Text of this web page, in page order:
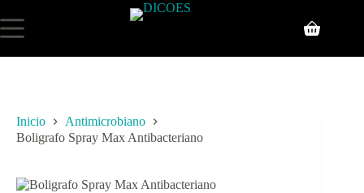
Inicio
Antimicrobiano
Boligrafo Spray Max Antibacteriano